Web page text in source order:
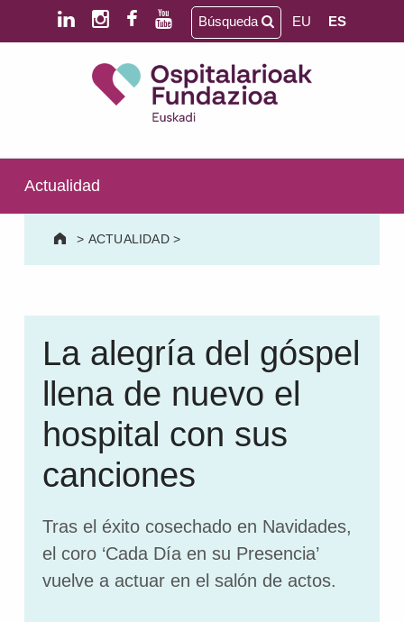
Saltar al contenido principal
Saltar al pie de página
SALUD MENTAL | DISCAPACIDAD INTELECTUAL | NEURORREHABILITACIÓN Y DAÑO CEREBRAL | PERSONA MAYOR
Búsqueda EU ES
Actualidad
> ACTUALIDAD>
La alegría del góspel
llena de nuevo el
hospital con sus
canciones
Tras el éxito cosechado en Navidades,
el coro ‘Cada Día en su Presencia’
vuelve a actuar en el salón de actos.